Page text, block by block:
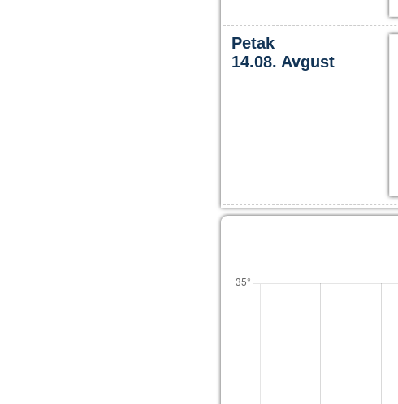
Petak
14.08. Avgust